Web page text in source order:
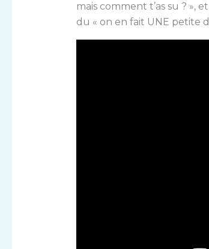
mais comment t’as su ? »,
du « on en fait UNE petite